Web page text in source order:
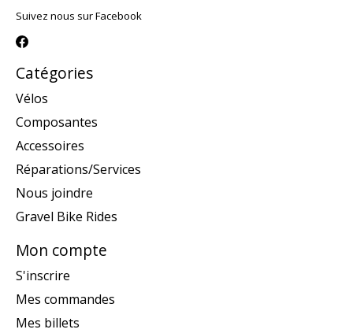
Suivez nous sur Facebook
Catégories
Vélos
Composantes
Accessoires
Réparations/Services
Nous joindre
Gravel Bike Rides
Mon compte
S'inscrire
Mes commandes
Mes billets